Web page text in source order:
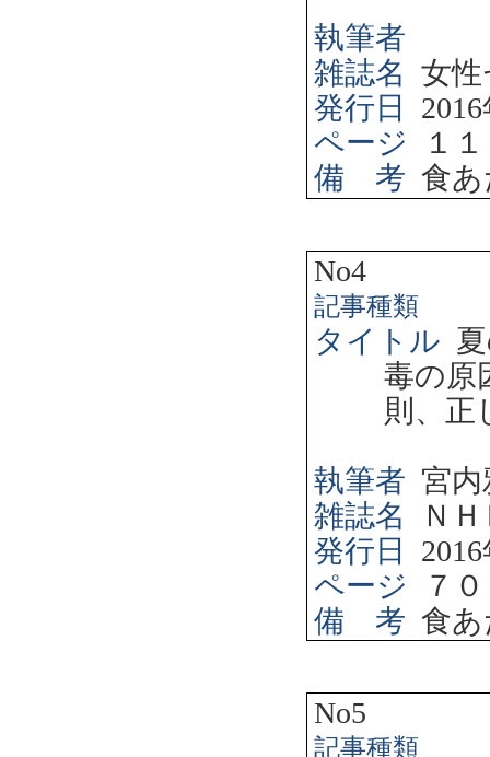
執筆者
雑誌名 女
発行日
2016
ページ
１
備 考 食あ
No4
記事種類
タイトル
毒の原
則、正
執筆者 宮内
雑誌名
Ｎ
発行日
2016
ページ
７
備 考 食あ
No5
記事種類